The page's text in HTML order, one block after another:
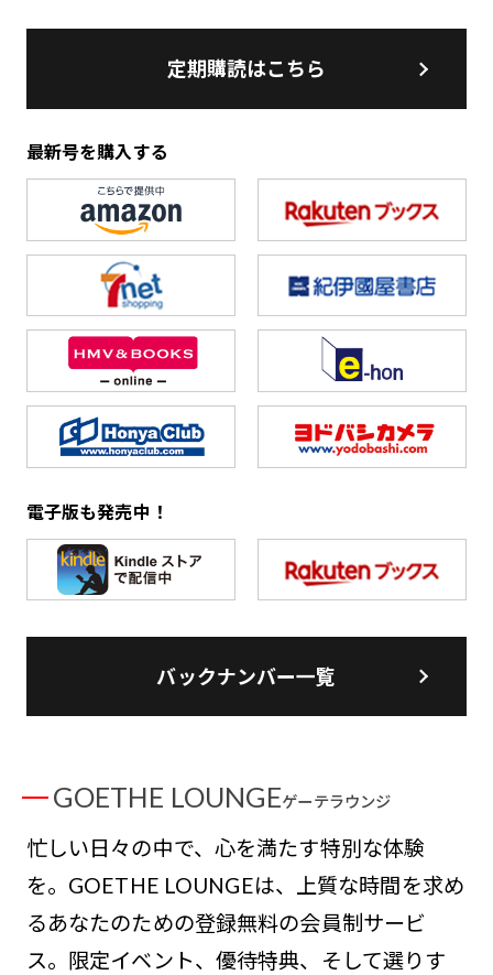
定期購読はこちら
最新号を購入する
電子版も発売中！
バックナンバー一覧
GOETHE LOUNGEゲーテラウンジ
忙しい日々の中で、心を満たす特別な体験
を。GOETHE LOUNGEは、上質な時間を求め
るあなたのための登録無料の会員制サービ
ス。限定イベント、優待特典、そして選りす